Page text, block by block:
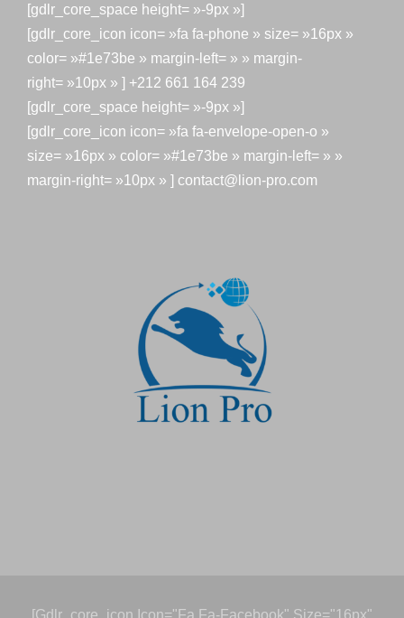
[gdlr_core_space height= »-9px »]
[gdlr_core_icon icon= »fa fa-phone » size= »16px »
color= »#1e73be » margin-left= » » margin-
right= »10px » ] +212 661 164 239
[gdlr_core_space height= »-9px »]
[gdlr_core_icon icon= »fa fa-envelope-open-o »
size= »16px » color= »#1e73be » margin-left= » »
margin-right= »10px » ] contact@lion-pro.com
[gdlr_core_icon Icon="fa Fa-Facebook" Size="16px"